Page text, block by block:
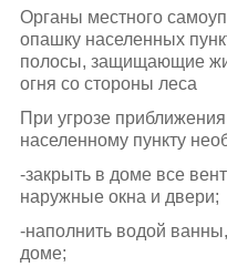
Органы местного
опашку населенных
полосы, защищающие
огня со стороны леса
При угрозе
населенному пункту
-закрыть в доме все
наружные окна и двери;
-наполнить водой
доме;